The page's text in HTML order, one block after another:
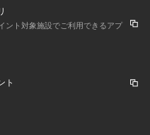
ント対象施設でご利用できるアプ
ト